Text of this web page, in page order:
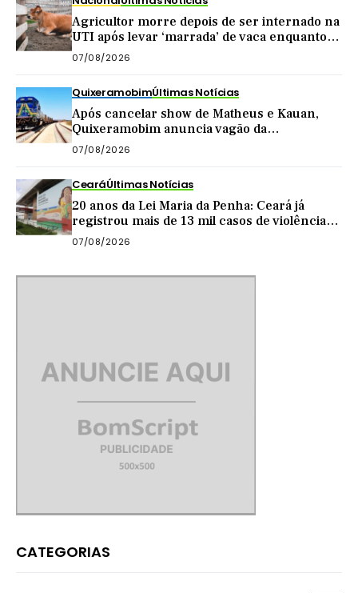
Agricultor morre depois de ser internado na
UTI após levar ‘marrada’ de vaca enquanto
tirava leite
07/08/2026
QuixeramobimÚltimas Notícias
Após cancelar show de Matheus e Kauan,
Quixeramobim anuncia vagão da
Transnordestina como atração de
aniversário do município
07/08/2026
CearáÚltimas Notícias
20 anos da Lei Maria da Penha: Ceará já
registrou mais de 13 mil casos de violência
contra mulher este ano
07/08/2026
CATEGORIAS